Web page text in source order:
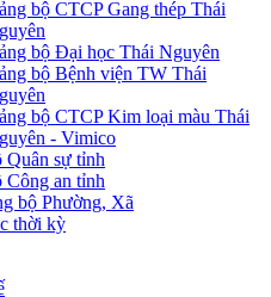
bộ CTCP Gang thép Thái
bộ Đại học Thái Nguyên
bộ Bệnh viện TW Thái
bộ CTCP Kim loại màu Thái
- Vimico
Quân sự tỉnh
Công an tỉnh
bộ Phường, Xã
thời kỳ